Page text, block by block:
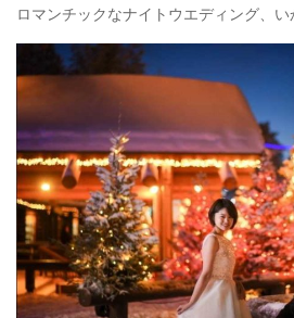
ロマンチックなナイトウエディング、い